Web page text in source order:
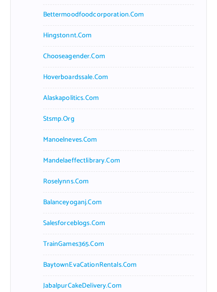
Bettermoodfoodcorporation.com
Hingstonnt.com
Chooseagender.com
Hoverboardssale.com
Alaskapolitics.com
Stsmp.org
Manoelneves.com
Mandelaeffectlibrary.com
Roselynns.com
Balanceyoganj.com
Salesforceblogs.com
TrainGames365.com
BaytownEvaCationRentals.com
JabalpurCakeDelivery.com